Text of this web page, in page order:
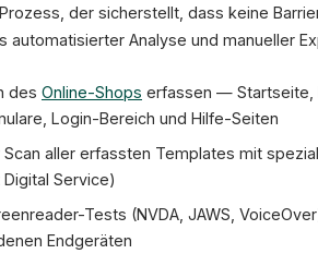
der sicherstellt, dass keine
automatisierter Analyse und manueller
des Online-Shops erfassen — Startseite,
Login-Bereich und Hilfe-Seiten
Scan aller erfassten Templates mit
Service)
Tests (NVDA, JAWS,
Endgeräten